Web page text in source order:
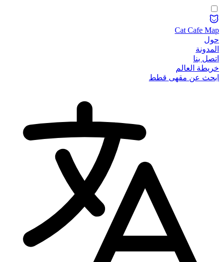
Cat Cafe Map
حول
المدونة
اتصل بنا
خريطة العالم
ابحث عن مقهى قطط